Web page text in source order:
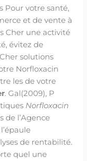
Pour votre santé,
et de vente à
Cher une activité
évitez de
solutions
Norfloxacin
les de votre
. Gal(2009), P
Norfloxacin
de l’Agence
de rentabilité.
quel une